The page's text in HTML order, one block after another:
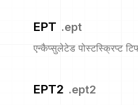
EPT .ept
एन्कैप्सुलेटेड पोस्टस्क्रिप्ट
EPT2 .ept2